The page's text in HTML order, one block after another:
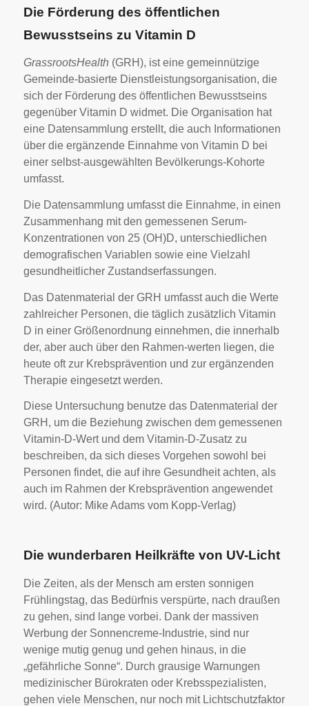
Die Förderung des öffentlichen
Bewusstseins zu Vitamin D
GrassrootsHealth (GRH), ist eine gemeinnützige
Gemeinde-basierte Dienstleistungsorganisation, die
sich der Förderung des öffentlichen Bewusstseins
gegenüber Vitamin D widmet. Die Organisation hat
eine Datensammlung erstellt, die auch Informationen
über die ergänzende Einnahme von Vitamin D bei
einer selbst-ausgewählten Bevölkerungs-Kohorte
umfasst.
Die Datensammlung umfasst die Einnahme, in einen
Zusammenhang mit den gemessenen Serum-
Konzentrationen von 25 (OH)D, unterschiedlichen
demografischen Variablen sowie eine Vielzahl
gesundheitlicher Zustandserfassungen.
Das Datenmaterial der GRH umfasst auch die Werte
zahlreicher Personen, die täglich zusätzlich Vitamin
D in einer Größenordnung einnehmen, die innerhalb
der, aber auch über den Rahmen-werten liegen, die
heute oft zur Krebsprävention und zur ergänzenden
Therapie eingesetzt werden.
Diese Untersuchung benutze das Datenmaterial der
GRH, um die Beziehung zwischen dem gemessenen
Vitamin-D-Wert und dem Vitamin-D-Zusatz zu
beschreiben, da sich dieses Vorgehen sowohl bei
Personen findet, die auf ihre Gesundheit achten, als
auch im Rahmen der Krebsprävention angewendet
wird. (Autor: Mike Adams vom Kopp-Verlag)
Die wunderbaren Heilkräfte von UV-Licht
Die Zeiten, als der Mensch am ersten sonnigen
Frühlingstag, das Bedürfnis verspürte, nach draußen
zu gehen, sind lange vorbei. Dank der massiven
Werbung der Sonnencreme-Industrie, sind nur
wenige mutig genug und gehen hinaus, in die
„gefährliche Sonne“. Durch grausige Warnungen
medizinischer Bürokraten oder Krebsspezialisten,
gehen viele Menschen, nur noch mit Lichtschutzfaktor